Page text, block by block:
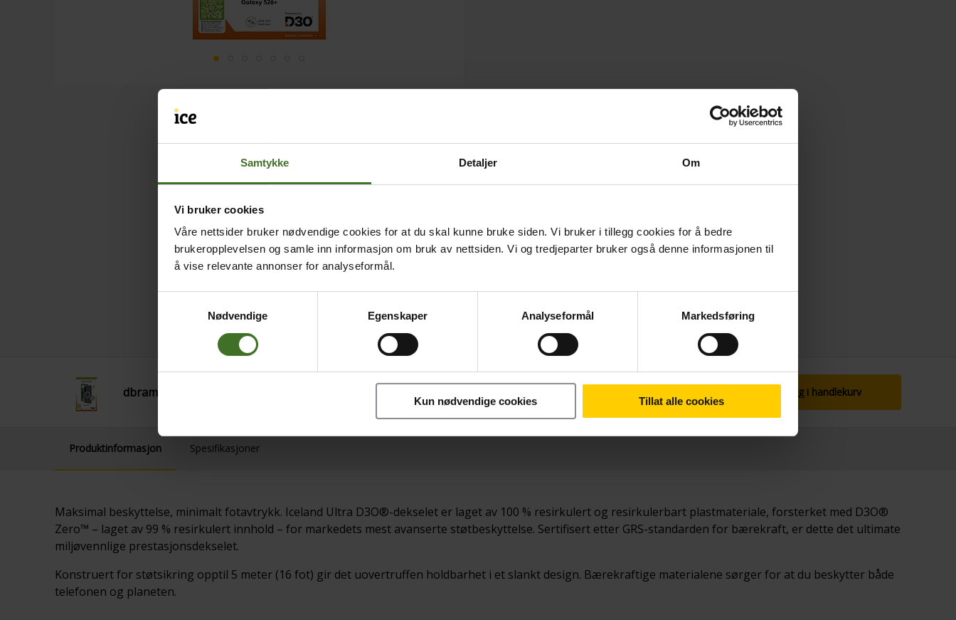
Samtykke Detaljer Om
Vi bruker cookies
Våre nettsider bruker nødvendige cookies for at du skal kunne bruke siden. Vi bruker i tillegg cookies for å bedre
brukeropplevelsen og samle inn informasjon om bruk av nettsiden. Vi og tredjeparter bruker også denne informasjonen til
å vise relevante annonser for analyseformål.
Nødvendige
Egenskaper Analyseformål Markedsføring
Kun nødvendige cookies Tillat alle cookies
dbramante Iceland Ultra SAM S26+ TRP
Betal nå
269,- Legg i handlekurv
Produktinformasjon Spesifikasjoner
Maksimal beskyttelse, minimalt fotavtrykk. Iceland Ultra D3O®-dekselet er laget av 100 % resirkulert og resirkulerbart plastmateriale, forsterket med D3O®
Zero™ – laget av 99 % resirkulert innhold – for markedets mest avanserte støtbeskyttelse. Sertifisert etter GRS-standarden for bærekraft, er dette det ultimate
miljøvennlige prestasjonsdekselet.
Konstruert for støtsikring opptil 5 meter (16 fot) gir det uovertruffen holdbarhet i et slankt design. Bærekraftige materialene sørger for at du beskytter både
telefonen og planeten.